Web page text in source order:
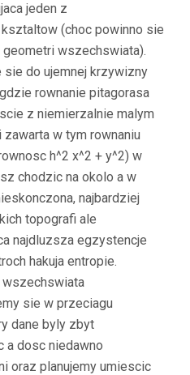
LAT
jeden z
(choc powinno sie
wszechswiata).
do ujemnej krzywizny
rownanie pitagorasa
z niemierzalnie malym
w tym rownaniu
h^2 x^2 + y^2) w
chodzic na okolo a w
najbardziej
topografi ale
najdluzsza egzystencje
hakuja entropie.
sie w przeciagu
dane byly zbyt
a dosc niedawno
oraz planujemy umiescic